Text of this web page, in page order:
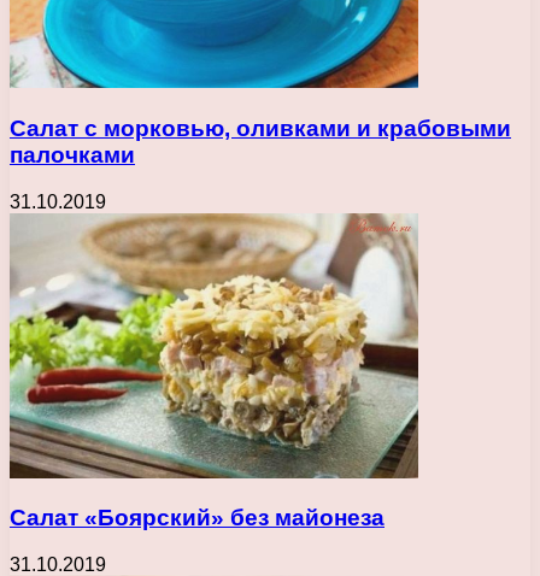
Салат с морковью, оливками и крабовыми
палочками
31.10.2019
Салат «Боярский» без майонеза
31.10.2019